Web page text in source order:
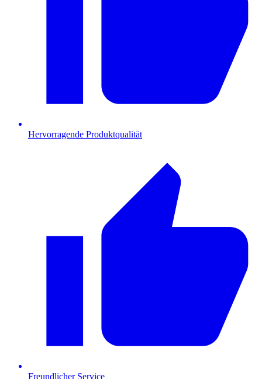
Hervorragende Produktqualität
Freundlicher Service